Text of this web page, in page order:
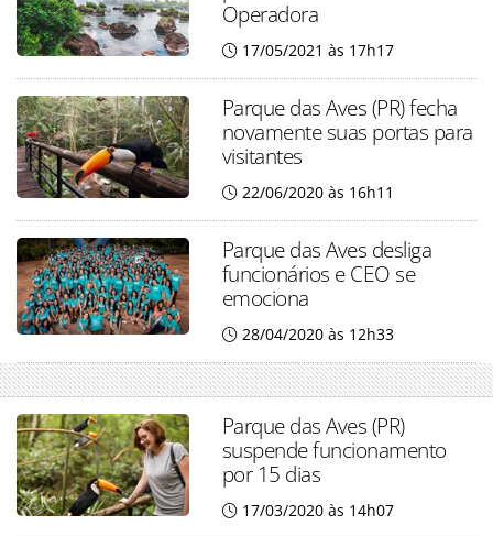
Operadora
17/05/2021 às 17h17
Parque das Aves (PR) fecha
novamente suas portas para
visitantes
22/06/2020 às 16h11
Parque das Aves desliga
funcionários e CEO se
emociona
28/04/2020 às 12h33
Parque das Aves (PR)
suspende funcionamento
por 15 dias
17/03/2020 às 14h07